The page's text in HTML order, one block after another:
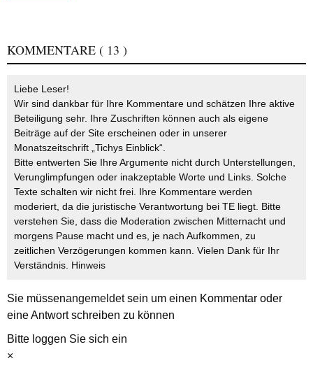
KOMMENTARE ( 13 )
Liebe Leser!
Wir sind dankbar für Ihre Kommentare und schätzen Ihre aktive
Beteiligung sehr. Ihre Zuschriften können auch als eigene
Beiträge auf der Site erscheinen oder in unserer
Monatszeitschrift „Tichys Einblick“.
Bitte entwerten Sie Ihre Argumente nicht durch Unterstellungen,
Verunglimpfungen oder inakzeptable Worte und Links. Solche
Texte schalten wir nicht frei. Ihre Kommentare werden
moderiert, da die juristische Verantwortung bei TE liegt. Bitte
verstehen Sie, dass die Moderation zwischen Mitternacht und
morgens Pause macht und es, je nach Aufkommen, zu
zeitlichen Verzögerungen kommen kann. Vielen Dank für Ihr
Verständnis. Hinweis
Sie müssenangemeldetsein um einen Kommentar oder
eine Antwort schreiben zu können
Bitte loggen Sie sich ein
×